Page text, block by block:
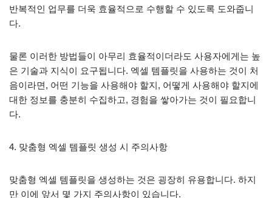
반복적인 업무를 더욱 효율적으로 수행할 수 있도록 도와줍니
다.
물론 이러한 방법들이 아무리 효율적이더라도 사용자에게는 높
은 기술과 지식이 요구됩니다. 엑셀 템플릿을 사용하는 것이 처
음이라면, 어떤 기능을 사용해야 할지, 어떻게 사용해야 할지에
대한 정보를 충분히 수집하고, 경험을 쌓아가는 것이 필요합니
다.
4. 맞춤형 엑셀 템플릿 생성 시 주의사항
맞춤형 엑셀 템플릿을 생성하는 것은 굉장히 유용합니다. 하지
만 이에 앞서 몇 가지 주의사항이 있습니다.